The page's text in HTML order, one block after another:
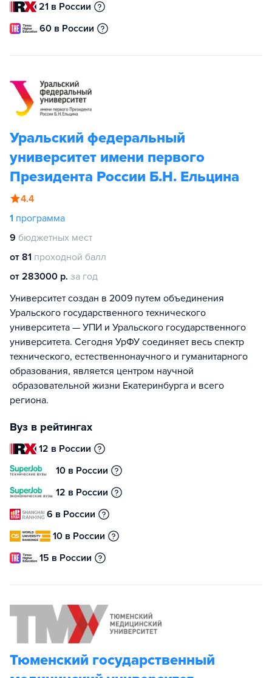
21 в России
60 в России
Уральский федеральный
университет имени первого
Президента России Б.Н. Ельцина
4.4
1 программа
9 бюджетных мест
от 81 проходной балл
от 283000 р. за год
Университет создан в 2009 путем объединения
Уральского государственного технического
университета — УПИ и Уральского государственного
университета. Сегодня УрФУ соединяет весь спектр
технического, естественнонаучного и гуманитарного
образования, является центром научной
образовательной жизни Екатеринбурга и всего
региона.
Вуз в рейтингах
12 в России
10 в России
12 в России
6 в России
10 в России
15 в России
Тюменский государственный